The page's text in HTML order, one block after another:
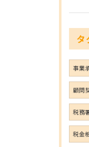
タ
事業
顧問
税務
税金